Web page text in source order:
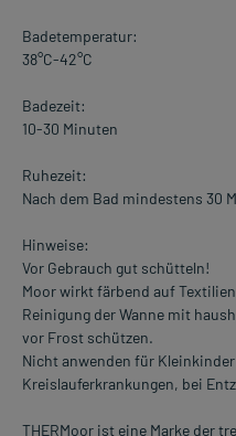
Badetemperatur:
38°C-42°C
Badezeit:
10-30 Minuten
Ruhezeit:
Nach dem Bad mindestens 30
Hinweise:
Vor Gebrauch gut schütteln!
Moor wirkt färbend auf
Reinigung der Wanne mit
vor Frost schützen.
Nicht anwenden für
Kreislauferkrankungen, bei
THERMoor ist eine Marke der